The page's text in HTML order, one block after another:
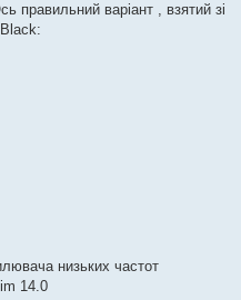
правильний варіант , взятий зі
низьких частот
14.0